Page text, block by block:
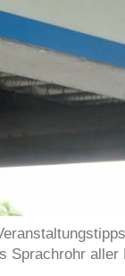
Sprachrohr aller